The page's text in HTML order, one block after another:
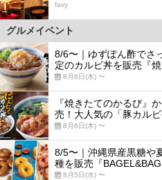
favy
グルメイベント
8/6〜｜ゆずぽん酢でさ
定のカルビ丼を販売『焼
8月6日(木) 〜
『焼きたてのかるび』
売！大人気の「豚カル
8月6日(木) 〜
8/5〜｜沖縄県産黒糖や
種を販売『
8月5日(水) 〜